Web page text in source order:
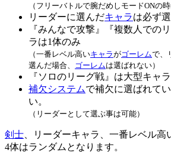
（フリーバトルで腕だめしモードONの
リーダーに選んだキャラは必ず
『みんなで攻撃』『複数人での
ラは1体のみ
（一番レベル高いキャラがゴーレムで、
選んだ場合、 ゴーレムは選ばれない）
『ソロのリーグ戦』は大型キャ
補欠システムで補欠に選ばれて
い。
（リーダーとして選ぶ事は可能）
剣士 、リーダーキャラ、一番レベル
4体はランダムとなります。